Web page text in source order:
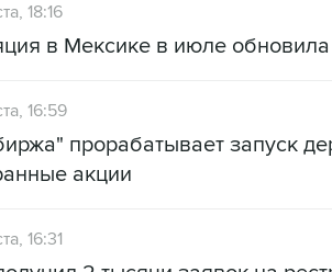
18:16
в Мексике в июле
16:59
прорабатывает запуск
акции
16:31